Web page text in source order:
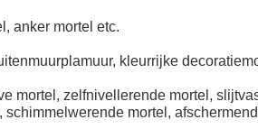
anker mortel etc.
kleurrijke
mortel, zelfnivellerende mortel,
mortel,